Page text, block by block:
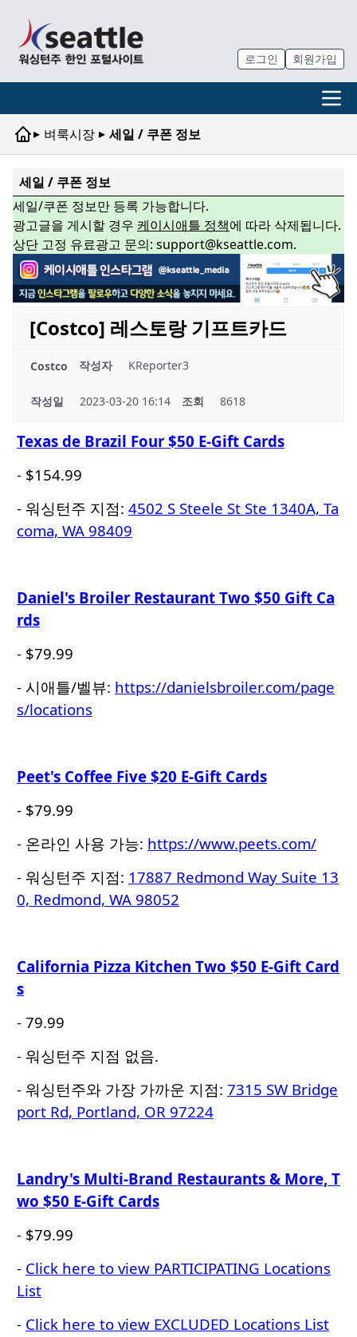
로그인 회원가입
▸ 벼룩시장 ▸ 세일 / 쿠폰 정보
세일 / 쿠폰 정보
세일/쿠폰 정보만 등록 가능합니다.
광고글을 게시할 경우 케이시애틀 정책에 따라 삭제됩니다.
상단 고정 유료광고 문의: support@kseattle.com.
[Costco] 레스토랑 기프트카드
Costco 작성자 KReporter3
작성일 2023-03-20 16:14 조회 8618
Texas de Brazil Four $50 E-Gift Cards
- $154.99
- 워싱턴주 지점: 4502 S Steele St Ste 1340A, Ta
coma, WA 98409
Daniel's Broiler Restaurant Two $50 Gift Ca
rds
- $79.99
- 시애틀/벨뷰: https://danielsbroiler.com/page
s/locations
Peet's Coffee Five $20 E-Gift Cards
- $79.99
- 온라인 사용 가능: https://www.peets.com/
- 워싱턴주 지점: 17887 Redmond Way Suite 13
0, Redmond, WA 98052
California Pizza Kitchen Two $50 E-Gift Card
s
- 79.99
- 워싱턴주 지점 없음.
- 워싱턴주와 가장 가까운 지점: 7315 SW Bridge
port Rd, Portland, OR 97224
Landry's Multi-Brand Restaurants & More, T
wo $50 E-Gift Cards
- $79.99
- Click here to view PARTICIPATING Locations
List
- Click here to view EXCLUDED Locations List